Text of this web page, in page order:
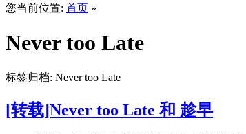
您当前位置: 首页 »
Never too Late
标签归档: Never too Late
[转载]Never too Late 和 趁早